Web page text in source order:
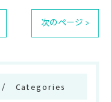
次のページ >
Categories